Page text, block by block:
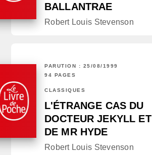
BALLANTRAE
Robert Louis Stevenson
PARUTION : 25/08/1999
94 PAGES
CLASSIQUES
L'ÉTRANGE CAS DU
DOCTEUR JEKYLL ET
DE MR HYDE
Robert Louis Stevenson